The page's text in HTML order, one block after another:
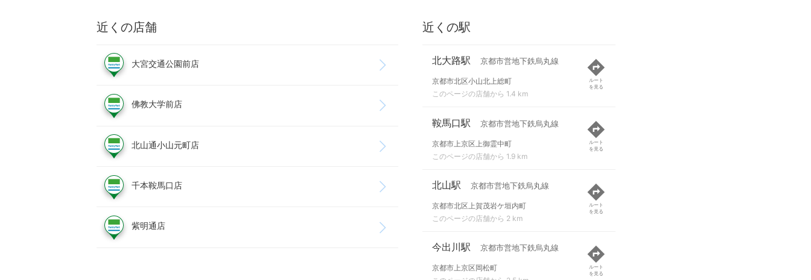
近くの店舗
大宮交通公園前店
佛教大学前店
北山通小山元町店
千本鞍馬口店
紫明通店
近くの駅
北大路駅 京都市営地下鉄烏丸線
京都市北区小山北上総町
このページの店舗から 1.4 km
ルート
を見る
鞍馬口駅 京都市営地下鉄烏丸線
京都市上京区上御霊中町
このページの店舗から 1.9 km
ルート
を見る
北山駅 京都市営地下鉄烏丸線
京都市北区上賀茂岩ケ垣内町
このページの店舗から 2 km
ルート
を見る
今出川駅 京都市営地下鉄烏丸線
京都市上京区岡松町
ルート
を見る